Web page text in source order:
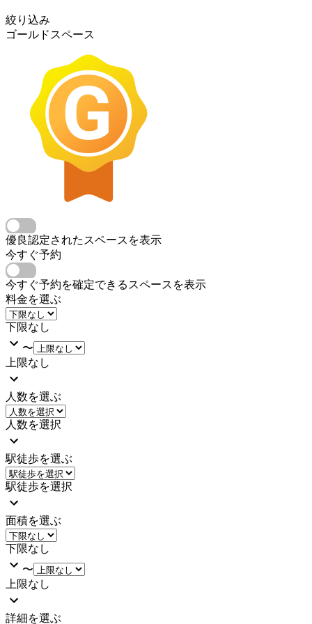
絞り込み
ゴールドスペース
優良認定されたスペースを表示
今すぐ予約
今すぐ予約を確定できるスペースを表示
料金を選ぶ
下限なし
〜
上限なし
人数を選ぶ
人数を選択
駅徒歩を選ぶ
駅徒歩を選択
面積を選ぶ
下限なし
〜
上限なし
詳細を選ぶ